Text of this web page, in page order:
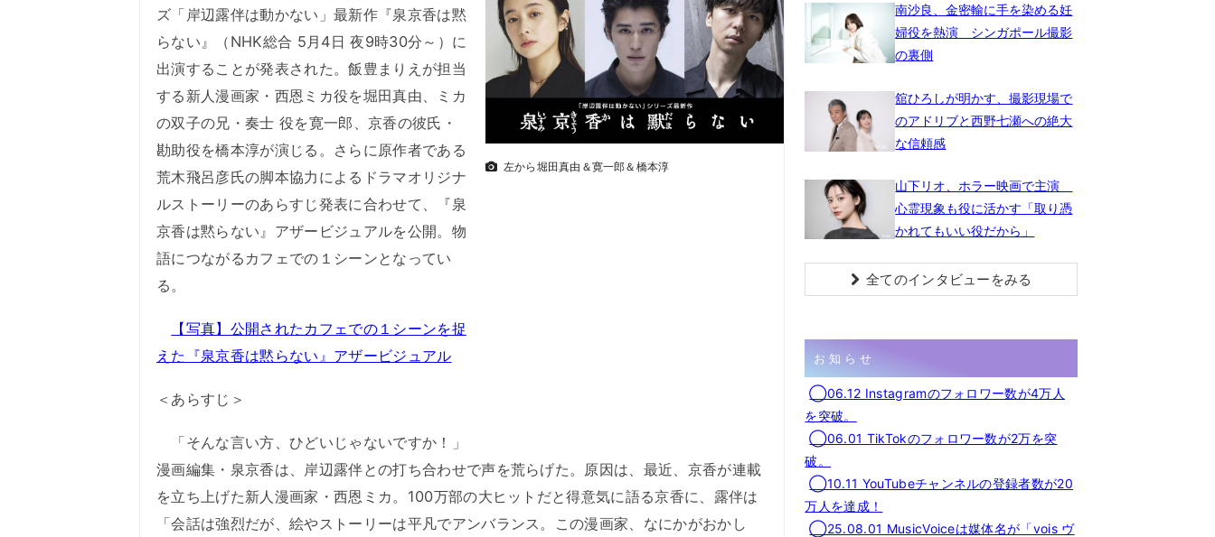
左から堀田真由＆寛一郎＆橋本淳
ズ「岸辺露伴は動かない」最新作『泉京香は黙
らない』（NHK総合 5月4日 夜9時30分～）に
出演することが発表された。飯豊まりえが担当
する新人漫画家・西恩ミカ役を堀田真由、ミカ
の双子の兄・奏士 役を寛一郎、京香の彼氏・
勘助役を橋本淳が演じる。さらに原作者である
荒木飛呂彦氏の脚本協力によるドラマオリジナ
ルストーリーのあらすじ発表に合わせて、『泉
京香は黙らない』アザービジュアルを公開。物
語につながるカフェでの１シーンとなってい
る。
【写真】公開されたカフェでの１シーンを捉
えた『泉京香は黙らない』アザービジュアル
＜あらすじ＞
「そんな言い方、ひどいじゃないですか！」
漫画編集・泉京香は、岸辺露伴との打ち合わせで声を荒らげた。原因は、最近、京香が連載
を立ち上げた新人漫画家・西恩ミカ。100万部の大ヒットだと得意気に語る京香に、露伴は
「会話は強烈だが、絵やストーリーは平凡でアンバランス。この漫画家、なにかがおかし
南沙良、金密輸に手を染める妊
婦役を熱演 シンガポール撮影
の裏側
舘ひろしが明かす、撮影現場で
のアドリブと西野七瀬への絶大
な信頼感
山下リオ、ホラー映画で主演
心霊現象も役に活かす「取り憑
かれてもいい役だから」
全てのインタビューをみる
お知らせ
◯06.12 Instagramのフォロワー数が4万人
を突破。
◯06.01 TikTokのフォロワー数が2万を突
破。
◯10.11 YouTubeチャンネルの登録者数が20
万人を達成！
◯25.08.01 MusicVoiceは媒体名が「vois ヴ